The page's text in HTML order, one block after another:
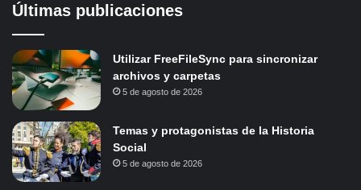
Últimas publicaciones
Utilizar FreeFileSync para sincronizar
archivos y carpetas
5 de agosto de 2026
Temas y protagonistas de la Historia
Social
5 de agosto de 2026